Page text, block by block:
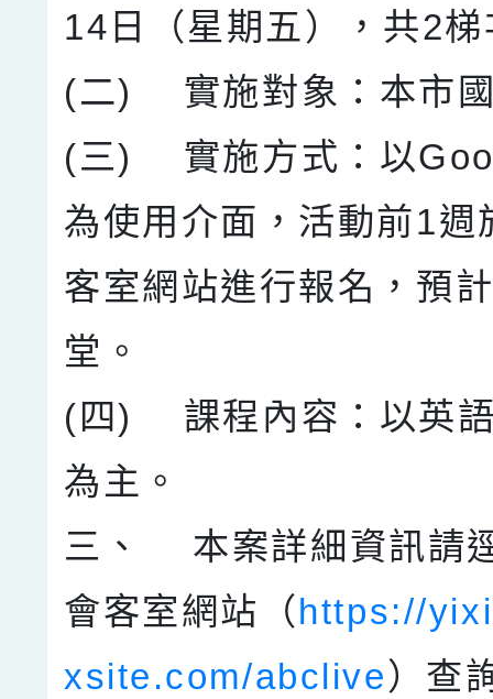
14日（星期五），共2梯
(二) 實施對象：本市
(三) 實施方式：以
為使用介面，活動前1週
客室網站進行報名，預
堂。
(四) 課程內容：以英
為主。
三、 本案詳細資訊請
會客室網站（https://
xsite.com/abclive）查